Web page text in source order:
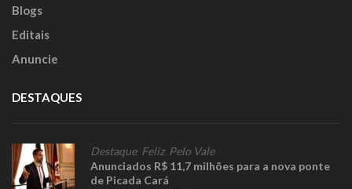
Blogs
Editais
Anuncie
DESTAQUES
Destaque, Feliz, Pelo Vale
Anunciados R$ 11,7 milhões para a nova ponte
de Picada Cará